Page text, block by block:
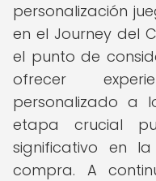
personalización
en el Journey del
el punto de
ofrecer
personalizado a
etapa crucial
significativo en
compra. A